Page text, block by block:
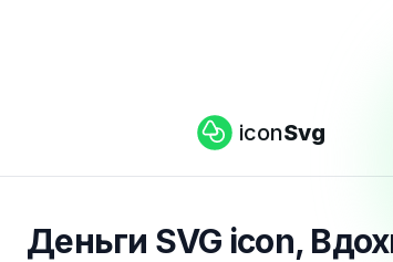
iconSvg
Деньги SVG icon,